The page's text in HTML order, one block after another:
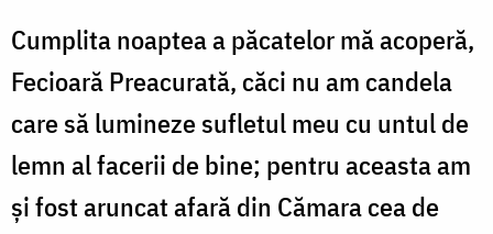
Cumplita noaptea a păcatelor mă acoperă,
Fecioară Preacurată, căci nu am candela
care să lumineze sufletul meu cu untul de
lemn al facerii de bine; pentru aceasta am
şi fost aruncat afară din Cămara cea de